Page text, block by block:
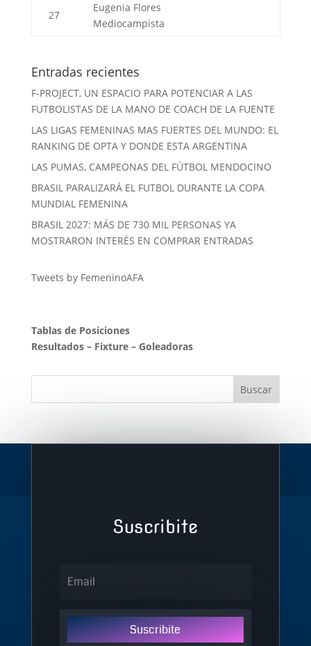
27
Eugenia Flores
Mediocampista
Entradas recientes
F-PROJECT, UN ESPACIO PARA POTENCIAR A LAS
FUTBOLISTAS DE LA MANO DE COACH DE LA FUENTE
LAS LIGAS FEMENINAS MAS FUERTES DEL MUNDO: EL
RANKING DE OPTA Y DONDE ESTA ARGENTINA
LAS PUMAS, CAMPEONAS DEL FÚTBOL MENDOCINO
BRASIL PARALIZARÁ EL FUTBOL DURANTE LA COPA
MUNDIAL FEMENINA
BRASIL 2027: MÁS DE 730 MIL PERSONAS YA
MOSTRARON INTERÉS EN COMPRAR ENTRADAS
Tweets by FemeninoAFA
Tablas de Posiciones
Resultados– Fixture– Goleadoras
Suscribite
Suscribite